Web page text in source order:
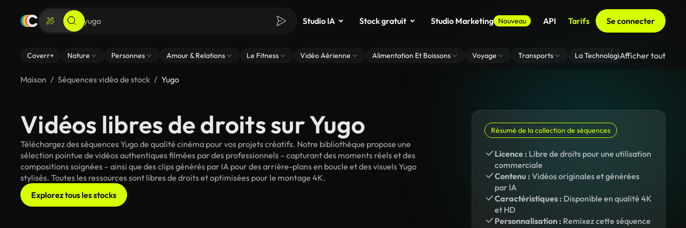
Studio IA Stock gratuit Studio Marketing Nouveau API Tarifs Se connecter
Coverr+ Nature Personnes Amour & Relations Le Fitness Vidéo Aérienne Alimentation Et Boissons Voyage Transports La Technologie Zoom En
Afficher tout
Maison Séquences vidéo de stock Yugo
Vidéos libres de droits sur Yugo
Téléchargez des séquences Yugo de qualité cinéma pour vos projets créatifs. Notre bibliothèque propose une
sélection pointue de vidéos authentiques filmées par des professionnels – capturant des moments réels et des
compositions soignées – ainsi que des clips générés par IA pour des arrière-plans en boucle et des visuels Yugo
stylisés. Toutes les ressources sont libres de droits et optimisées pour le montage 4K.
Explorez tous les stocks
Résumé de la collection de séquences
Licence : Libre de droits pour une utilisation
commerciale
Contenu : Vidéos originales et générées
par IA
Caractéristiques : Disponible en qualité 4K
et HD
Personnalisation : Remixez cette séquence